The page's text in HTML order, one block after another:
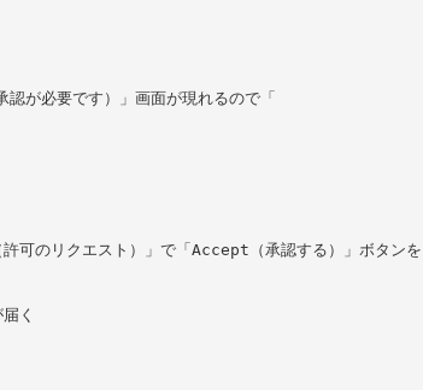
要です）」画面が現れるので「
リクエスト）」で「Accept（承認する）」ボタンを
く